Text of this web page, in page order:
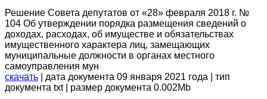
Решение Совета депутатов от «28» февраля 2018 г. №
104 Об утверждении порядка размещения сведений о
доходах, расходах, об имуществе и обязательствах
имущественного характера лиц, замещающих
муниципальные должности в органах местного
самоуправления мун
скачать | дата документа 09 января 2021 года | тип
документа txt | размер документа 0.002Mb